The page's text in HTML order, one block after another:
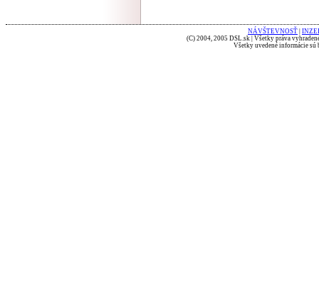
NÁVŠTEVNOSŤ
(C) 2004, 2005 DSL.sk | Všetky práva
Všetky uvedené informácie sú